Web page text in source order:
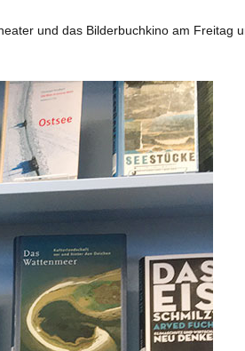
und das Bilderbuchkino am Freitag